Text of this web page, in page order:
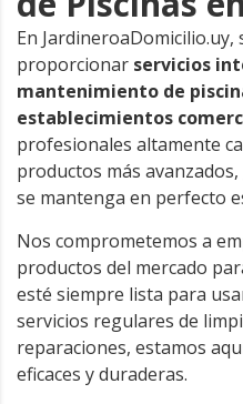
En JardineroaDomicilio.uy,
proporcionar servicios
mantenimiento de
establecimientos
profesionales altamente
productos más
se mantenga en perfecto
Nos comprometemos a
productos del mercado
esté siempre lista para
servicios regulares de
reparaciones, estamos
eficaces y duraderas.